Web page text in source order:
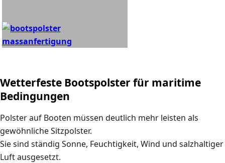
Wetterfeste Bootspolster für maritime
Bedingungen
Polster auf Booten müssen deutlich mehr leisten als
gewöhnliche Sitzpolster.
Sie sind ständig Sonne, Feuchtigkeit, Wind und salzhaltiger
Luftausgesetzt.